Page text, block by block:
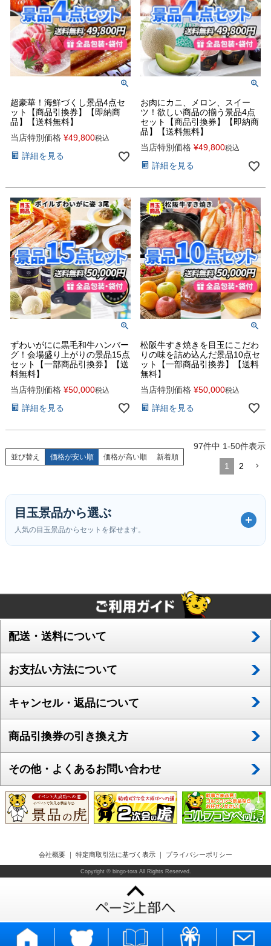
超豪華！海鮮づくし景品4点セ
ット【商品引換券】【即納商
品】【送料無料】
当店特別価格 ¥49,800税込
詳細を見る
お肉にカニ、メロン、スイー
ツ！欲しい商品の揃う景品4点
セット【商品引換券】【即納商
品】【送料無料】
当店特別価格 ¥49,800税込
詳細を見る
ずわいがにに黒毛和牛ハンバー
グ！会場盛り上がりの景品15点
セット【一部商品引換券】【送
料無料】
当店特別価格 ¥50,000税込
詳細を見る
松阪牛すき焼きを目玉にこだわ
りの味を詰め込んだ景品10点セ
ット【一部商品引換券】【送料
無料】
当店特別価格 ¥50,000税込
詳細を見る
並び替え 価格が安い順 価格が高い順 新着順
97件中 1-50件表示
1 2
目玉景品から選ぶ
人気の目玉景品からセットを探せます。
配送・送料について
お支払い方法について
キャンセル・返品について
商品引換券の引き換え方
その他・よくあるお問い合わせ
会社概要 特定商取引法に基づく表示 プライバシーポリシー
Copyright © bingo-tora All Rights Reserved.